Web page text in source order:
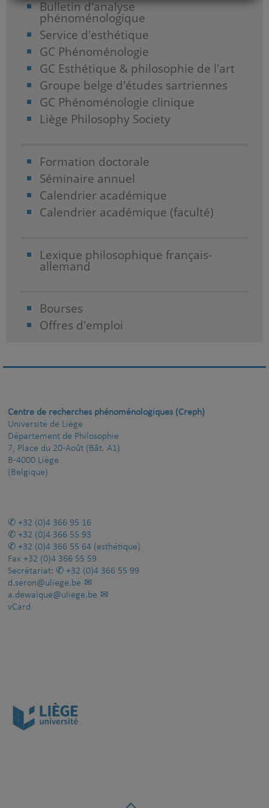
Bulletin d'analyse
phénoménologique
Service d'esthétique
GC Phénoménologie
GC Esthétique & philosophie de l'art
Groupe belge d'études sartriennes
GC Phénoménologie clinique
Liège Philosophy Society
Formation doctorale
Séminaire annuel
Calendrier académique
Calendrier académique (faculté)
Lexique philosophique français-
allemand
Bourses
Offres d'emploi
Centre de recherches phénoménologiques (Creph)
Université de Liège
Département de Philosophie
7, Place du 20-Août (Bât. A1)
B-4000 Liège
(Belgique)
+32 (0)4 366 95 16
+32 (0)4 366 55 93
+32 (0)4 366 55 64 (esthétique)
Fax +32 (0)4 366 55 59
Secrétariat:
+32 (0)4 366 55 99
d.seron@uliege.be
a.dewalque@uliege.be
vCard